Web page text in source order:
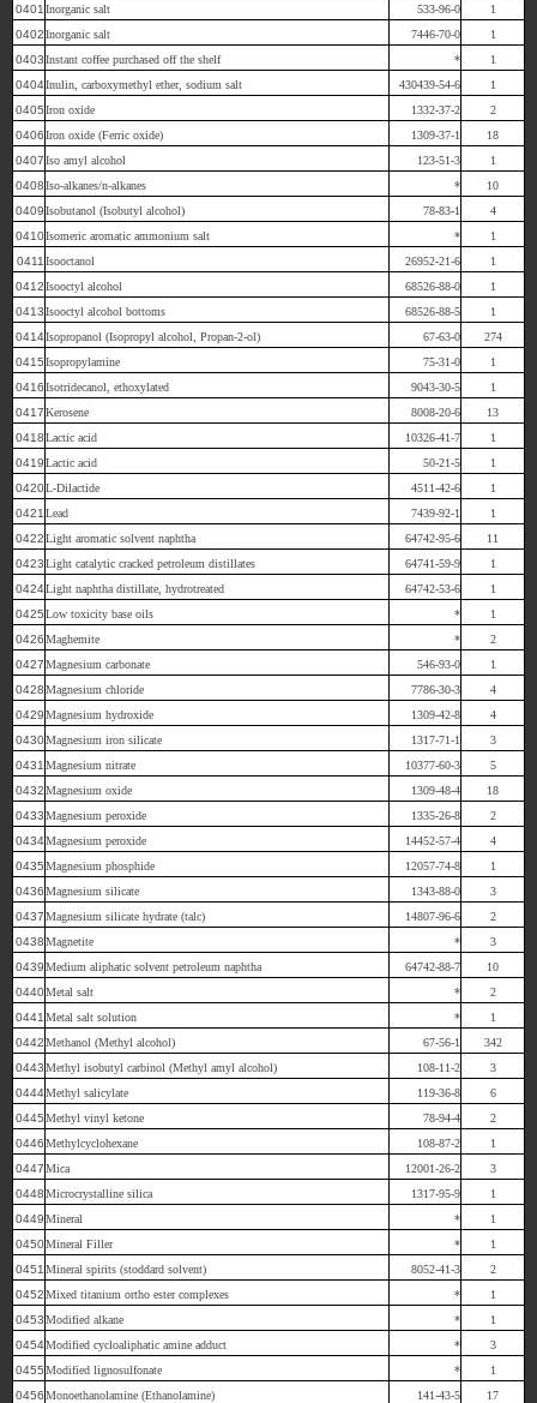
0401 Inorganic salt 533-96-0
1
0402Inorganic salt 7446-70-0
1
0403Instant coffee purchased off the shelf *
1
0404Inulin, carboxymethyl ether, sodium salt 430439-54-6
1
0405Iron oxide 1332-37-2
2
0406Iron oxide (Ferric oxide) 1309-37-1
18
0407Iso amyl alcohol 123-51-3
1
0408Iso-alkanes/n-alkanes *
10
0409Isobutanol (Isobutyl alcohol) 78-83-1
4
0410Isomeric aromatic ammonium salt *
1
0411 Isooctanol 26952-21-6
1
0412Isooctyl alcohol 68526-88-0
1
0413Isooctyl alcohol bottoms 68526-88-5
1
0414Isopropanol (Isopropyl alcohol, Propan-2-ol) 67-63-0
274
0415Isopropylamine 75-31-0
1
0416Isotridecanol, ethoxylated 9043-30-5
1
0417Kerosene 8008-20-6
13
0418Lactic acid 10326-41-7
1
0419Lactic acid 50-21-5
1
0420L-Dilactide 4511-42-6
1
0421 Lead 7439-92-1
1
0422Light aromatic solvent naphtha 64742-95-6
11
0423Light catalytic cracked petroleum distillates 64741-59-9
1
0424Light naphtha distillate, hydrotreated 64742-53-6
1
0425Low toxicity base oils *
1
0426Maghemite *
2
0427Magnesium carbonate 546-93-0
1
0428Magnesium chloride 7786-30-3
4
0429Magnesium hydroxide 1309-42-8
4
0430Magnesium iron silicate 1317-71-1
3
0431 Magnesium nitrate 10377-60-3
5
0432Magnesium oxide 1309-48-4
18
0433Magnesium peroxide 1335-26-8
2
0434Magnesium peroxide 14452-57-4
4
0435Magnesium phosphide 12057-74-8
1
0436Magnesium silicate 1343-88-0
3
0437Magnesium silicate hydrate (talc) 14807-96-6
2
0438Magnetite *
3
0439Medium aliphatic solvent petroleum naphtha 64742-88-7
10
0440Metal salt *
2
0441 Metal salt solution *
1
0442Methanol (Methyl alcohol) 67-56-1
342
0443Methyl isobutyl carbinol (Methyl amyl alcohol) 108-11-2
3
0444Methyl salicylate 119-36-8
6
0445Methyl vinyl ketone 78-94-4
2
0446Methylcyclohexane 108-87-2
1
0447Mica 12001-26-2
3
0448Microcrystalline silica 1317-95-9
1
0449Mineral *
1
0450Mineral Filler *
1
0451 Mineral spirits (stoddard solvent) 8052-41-3
2
0452Mixed titanium ortho ester complexes *
1
0453Modified alkane *
1
0454Modified cycloaliphatic amine adduct *
3
0455Modified lignosulfonate *
1
0456Monoethanolamine (Ethanolamine) 141-43-5
17